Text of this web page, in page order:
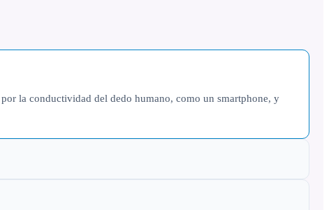
la conductividad del dedo humano, como un smartphone, y